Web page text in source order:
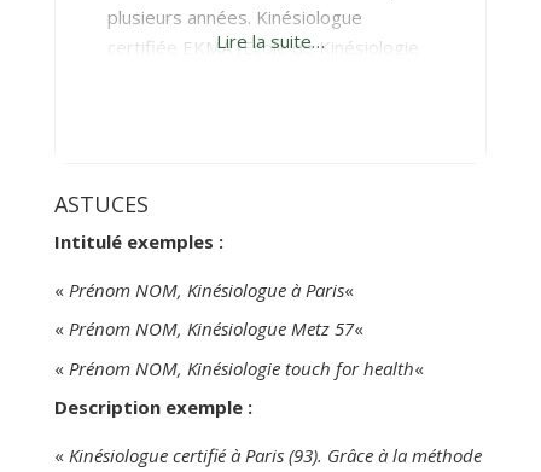
plusieurs années. Kinésiologue
certifiée EKMA (Ecole de Kinésiologie
pratique et mes connaissances en
formations chaque année.
Lire la suite…
ASTUCES
Intitulé exemples :
« Prénom NOM, Kinésiologue à Paris«
« Prénom NOM, Kinésiologue Metz 57«
« Prénom NOM, Kinésiologie touch for health«
Description exemple :
« Kinésiologue certifié à Paris (93). Grâce à la méthode